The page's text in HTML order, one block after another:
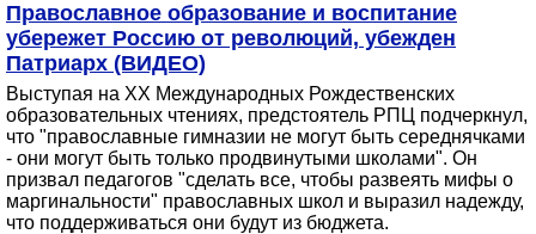
Православное образование и воспитание
убережет Россию от революций, убежден
Патриарх (ВИДЕО)
Выступая на XX Международных Рождественских
образовательных чтениях, предстоятель РПЦ подчеркнул,
что "православные гимназии не могут быть середнячками
- они могут быть только продвинутыми школами". Он
призвал педагогов "сделать все, чтобы развеять мифы о
маргинальности" православных школ и выразил надежду,
что поддерживаться они будут из бюджета.